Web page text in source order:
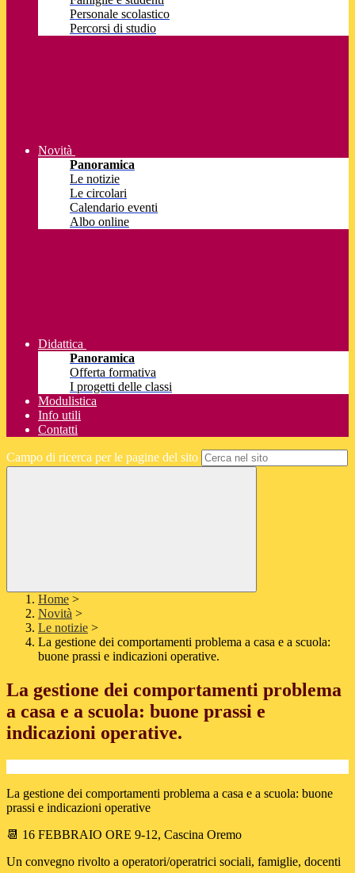
Personale scolastico
Percorsi di studio
Novità
Panoramica
Le notizie
Le circolari
Calendario eventi
Albo online
Didattica
Panoramica
Offerta formativa
I progetti delle classi
Modulistica
Info utili
Contatti
Campo di ricerca per le pagine del sito
Home >
Novità >
Le notizie >
La gestione dei comportamenti problema a casa e a scuola:
buone prassi e indicazioni operative.
La gestione dei comportamenti problema
a casa e a scuola: buone prassi e
indicazioni operative.
La gestione dei comportamenti problema a casa e a scuola: buone
prassi e indicazioni operative
📆 16 FEBBRAIO ORE 9-12, Cascina Oremo
Un convegno rivolto a operatori/operatrici sociali, famiglie, docenti